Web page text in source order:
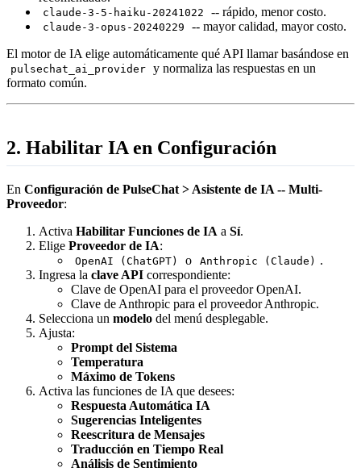
claude-3-5-haiku-20241022 -- rápido, menor costo.
claude-3-opus-20240229
-- mayor calidad, mayor costo.
El motor de IA elige automáticamente qué API llamar basándose en
pulsechat_ai_provider y normaliza las respuestas en un
formato común.
2. Habilitar IA en Configuración
En Configuración de PulseChat > Asistente de IA -- Multi-
Proveedor:
Activa Habilitar Funciones de IA a Sí.
Elige Proveedor de IA:
OpenAI (ChatGPT) o Anthropic (Claude) .
Ingresa la clave API correspondiente:
Clave de OpenAI para el proveedor OpenAI.
Clave de Anthropic para el proveedor Anthropic.
Selecciona un modelo del menú desplegable.
Ajusta:
Prompt del Sistema
Temperatura
Máximo de Tokens
Activa las funciones de IA que desees:
Respuesta Automática IA
Sugerencias Inteligentes
Reescritura de Mensajes
Traducción en Tiempo Real
Análisis de Sentimiento